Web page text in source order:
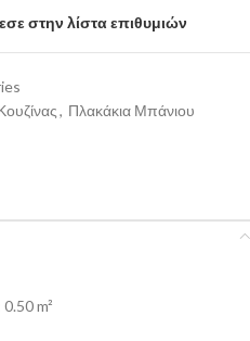
στην λίστα επιθυμιών
, Πλακάκια Μπάνιου
0.50 m²